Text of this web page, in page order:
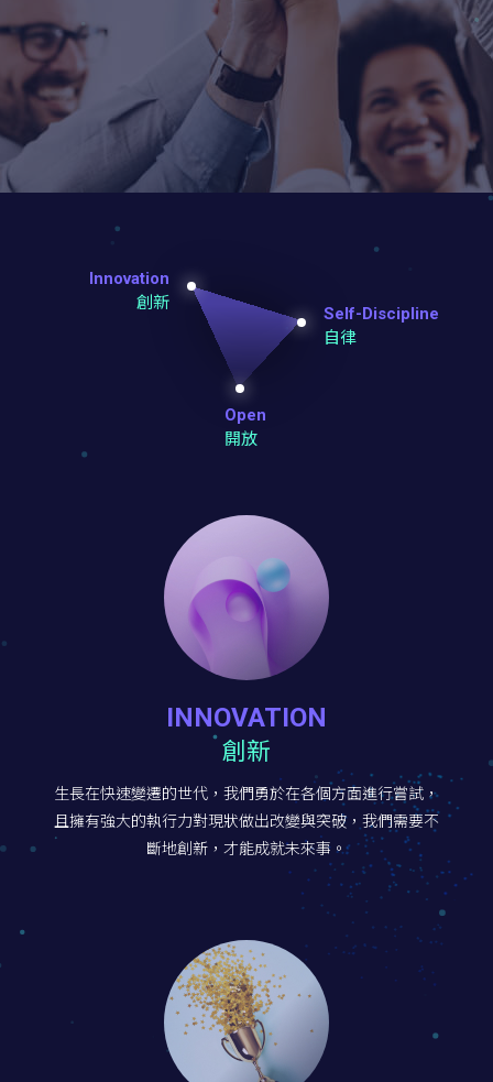
Innovation
創新
Self-Discipline
自律
Open
開放
INNOVATION
創新
生長在快速變遷的世代，我們勇於在各個方面進行嘗試，
且擁有強大的執行力對現狀做出改變與突破，我們需要不
斷地創新，才能成就未來事。